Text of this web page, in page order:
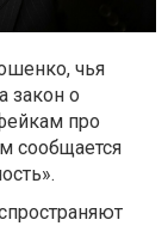
чья
закон о
про
сообщается